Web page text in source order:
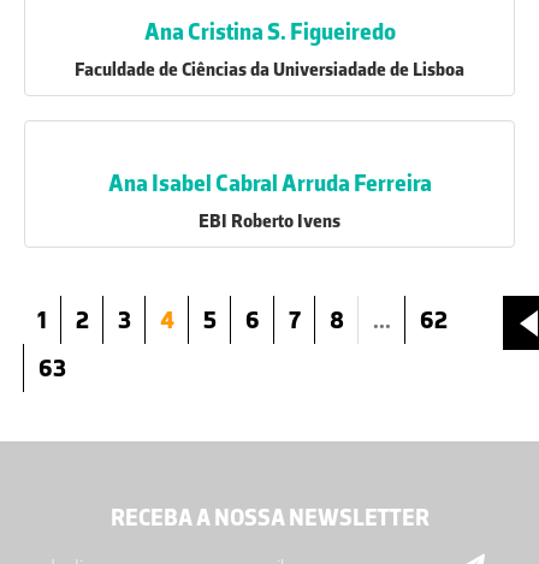
Ana Cristina S. Figueiredo
Faculdade de Ciências da Universiadade de Lisboa
Ana Isabel Cabral Arruda Ferreira
EBI Roberto Ivens
1 2 3 4 5 6 7 8 ...
62
63
RECEBA A NOSSA NEWSLETTER